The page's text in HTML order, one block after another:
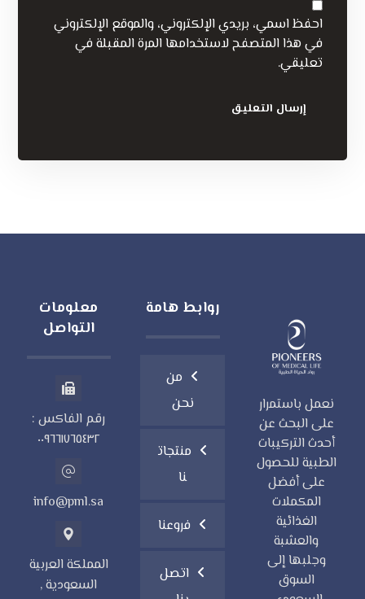
احفظ اسمي، بريدي الإلكتروني، والموقع الإلكتروني
في هذا المتصفح لاستخدامها المرة المقبلة في
تعليقي.
إرسال التعليق
نعمل باستمرار
على البحث عن
أحدث التركيبات
الطبية للحصول
على أفضل
المكملات
الغذائية
والعشبة
وجلبها إلى
السوق
روابط هامة
من
نحن
منتجات
نا
فروعنا
اتصل
معلومات
التواصل
رقم الفاكس :
٠٠٩٦٦١٧٦٥٤٣٢
info@pml.sa
المملكة العربية
السعودية ,